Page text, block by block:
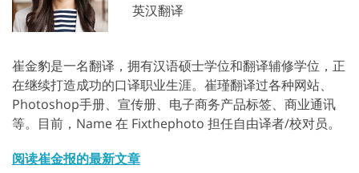
英汉翻译
崔金豹是一名翻译，拥有汉语硕士学位和翻译辅修学位，正
在继续打造成功的口译职业生涯。崔瑾翻译过各种网站、
Photoshop手册、宣传册、电子商务产品标签、商业通讯
等。目前，Name 在 Fixthephoto 担任自由译者/校对员。
阅读崔金报的最新文章